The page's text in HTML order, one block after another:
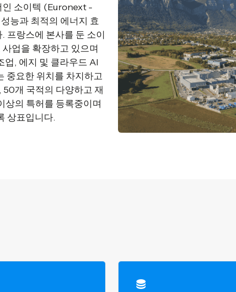
인 소이텍 (Euronext -
능과 최적의 에너지 효
프랑스에 본사를 둔 소이
업을 확장하고 있으며
업, 에지 및 클라우드 AI
중요한 위치를 차지하고
개 국적의 다양하고 재
상의 특허를 등록중이며
상표입니다.